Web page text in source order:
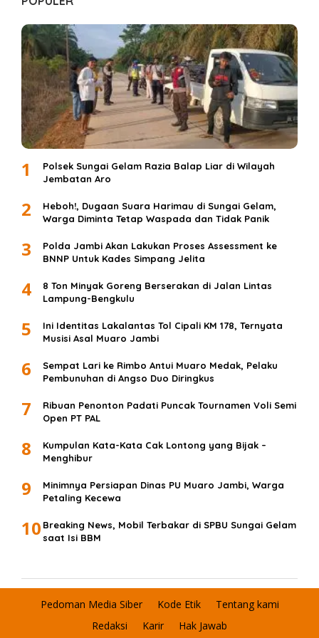
1
Polsek Sungai Gelam Razia Balap Liar di Wilayah
Jembatan Aro
2
Heboh!, Dugaan Suara Harimau di Sungai Gelam,
Warga Diminta Tetap Waspada dan Tidak Panik
3
Polda Jambi Akan Lakukan Proses Assessment ke
BNNP Untuk Kades Simpang Jelita
4
8 Ton Minyak Goreng Berserakan di Jalan Lintas
Lampung-Bengkulu
5
Ini Identitas Lakalantas Tol Cipali KM 178, Ternyata
Musisi Asal Muaro Jambi
6
Sempat Lari ke Rimbo Antui Muaro Medak, Pelaku
Pembunuhan di Angso Duo Diringkus
7
Ribuan Penonton Padati Puncak Tournamen Voli Semi
Open PT PAL
8
Kumpulan Kata-Kata Cak Lontong yang Bijak –
Menghibur
9
Minimnya Persiapan Dinas PU Muaro Jambi, Warga
Petaling Kecewa
10 Breaking News, Mobil Terbakar di SPBU Sungai Gelam
saat Isi BBM
Pedoman Media Siber Kode Etik
Tentang kami
Redaksi
Karir Hak Jawab